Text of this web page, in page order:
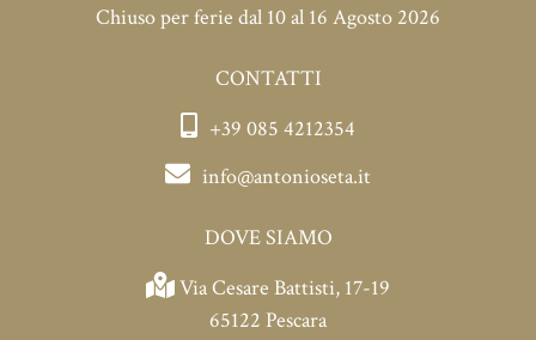
Chiuso per ferie dal 10 al 16 Agosto 2026
CONTATTI
+39 085 4212354
info@antonioseta.it
DOVE SIAMO
Via Cesare Battisti, 17-19
65122 Pescara